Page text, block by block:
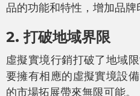
品的功能和特性，增加品牌
2. 打破地域界限
虛擬實境行銷打破了地域
要擁有相應的虛擬實境設
的市場拓展帶來無限可能。